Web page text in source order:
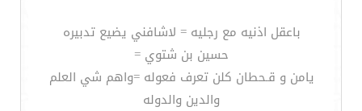
باعقل اذنيه مع رجليه = لاشافني يضيع تدبيره
حسين بن شتوي =
يامن و قـحطان كلن تعرف فعوله =واهم شي العلم
والدين والدوله